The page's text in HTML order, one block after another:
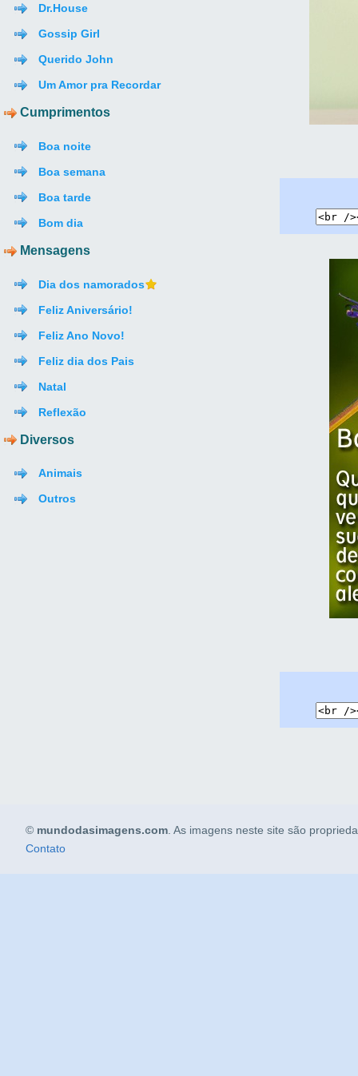
Dr.House
Gossip Girl
Querido John
Um Amor pra Recordar
Cumprimentos
Boa noite
Boa semana
Boa tarde
Bom dia
Mensagens
Dia dos namorados
Feliz Aniversário!
Feliz Ano Novo!
Feliz dia dos Pais
Natal
Reflexão
Diversos
Animais
Outros
© mundodasimagens.com . As imagens neste site são
Contato